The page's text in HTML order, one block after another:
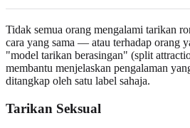
Tidak semua orang mengalami tarikan
cara yang sama — atau terhadap orang
"model tarikan berasingan" (split
membantu menjelaskan pengalaman
ditangkap oleh satu label sahaja.
Tarikan Seksual